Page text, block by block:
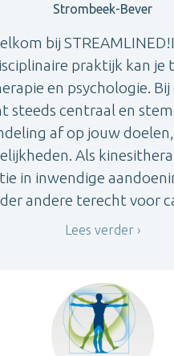
Strombeek-Bever
bij
praktijk kan je
en psychologie.
steeds centraal en
af op jouw
Als
in inwendige
andere terecht voor
Lees verder